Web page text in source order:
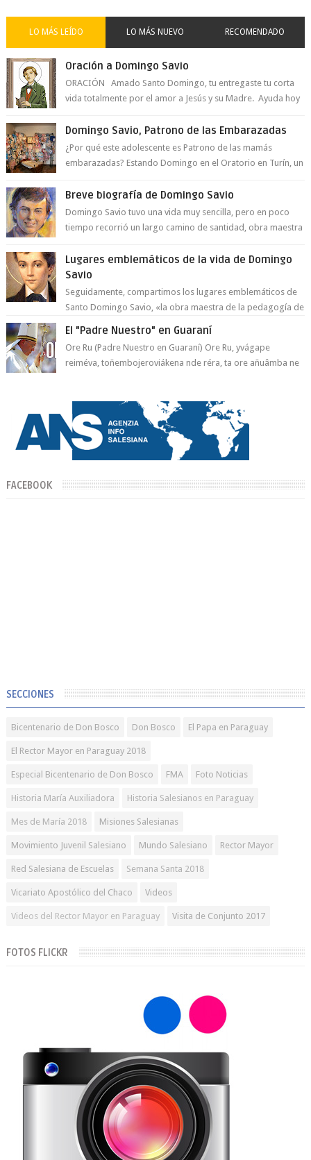
LO MÁS LEÍDO LO MÁS NUEVO RECOMENDADO
Oración a Domingo Savio
ORACIÓN Amado Santo Domingo, tu entregaste tu corta
vida totalmente por el amor a Jesús y su Madre. Ayuda hoy
Domingo Savio, Patrono de las Embarazadas
¿Por qué este adolescente es Patrono de las mamás
embarazadas? Estando Domingo en el Oratorio en Turín, un
Breve biografía de Domingo Savio
Domingo Savio tuvo una vida muy sencilla, pero en poco
tiempo recorrió un largo camino de santidad, obra maestra
Lugares emblemáticos de la vida de Domingo
Savio
Seguidamente, compartimos los lugares emblemáticos de
Santo Domingo Savio, «la obra maestra de la pedagogía de
El "Padre Nuestro" en Guaraní
Ore Ru (Padre Nuestro en Guaraní) Ore Ru, yvágape
reiméva, toñembojeroviákena nde réra, ta ore añuâmba ne
FACEBOOK
SECCIONES
Bicentenario de Don Bosco Don Bosco El Papa en Paraguay
El Rector Mayor en Paraguay 2018
Especial Bicentenario de Don Bosco FMA Foto Noticias
Historia María Auxiliadora Historia Salesianos en Paraguay
Mes de María 2018 Misiones Salesianas
Movimiento Juvenil Salesiano Mundo Salesiano Rector Mayor
Red Salesiana de Escuelas Semana Santa 2018
Vicariato Apostólico del Chaco Videos
Videos del Rector Mayor en Paraguay Visita de Conjunto 2017
FOTOS FLICKR